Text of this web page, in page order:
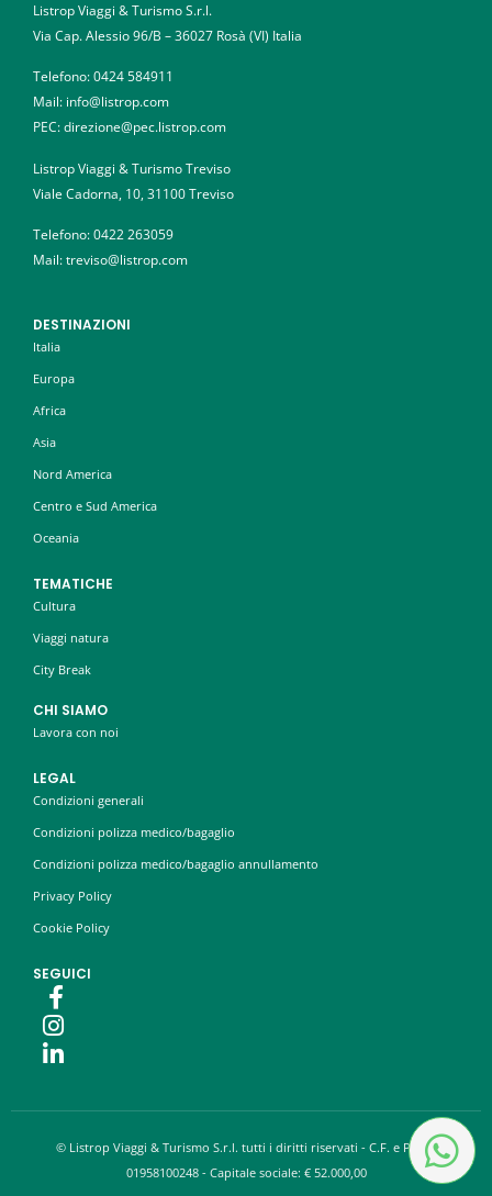
Listrop Viaggi & Turismo S.r.l.
Via Cap. Alessio 96/B – 36027 Rosà (VI) Italia
Telefono:0424 584911
Mail: info@listrop.com
PEC: direzione@pec.listrop.com
Listrop Viaggi & Turismo Treviso
Viale Cadorna, 10, 31100 Treviso
Telefono:0422 263059
Mail: treviso@listrop.com
DESTINAZIONI
Italia
Europa
Africa
Asia
Nord America
Centro e Sud America
Oceania
TEMATICHE
Cultura
Viaggi natura
City Break
CHI SIAMO
Lavora con noi
LEGAL
Condizioni generali
Condizioni polizza medico/bagaglio
Condizioni polizza medico/bagaglio annullamento
Privacy Policy
Cookie Policy
SEGUICI
© Listrop Viaggi & Turismo S.r.l. tutti i diritti riservati - C.F. e P.IVA:
01958100248 - Capitale sociale: € 52.000,00